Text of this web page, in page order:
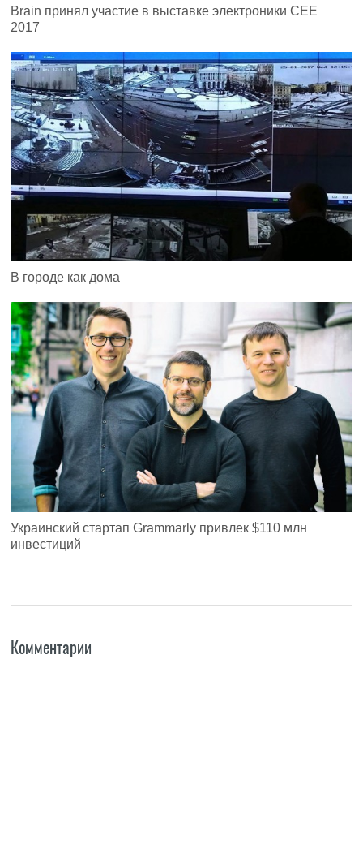
Brain принял участие в выставке электроники CEE
2017
В городе как дома
Украинский стартап Grammarly привлек $110 млн
инвестиций
Комментарии